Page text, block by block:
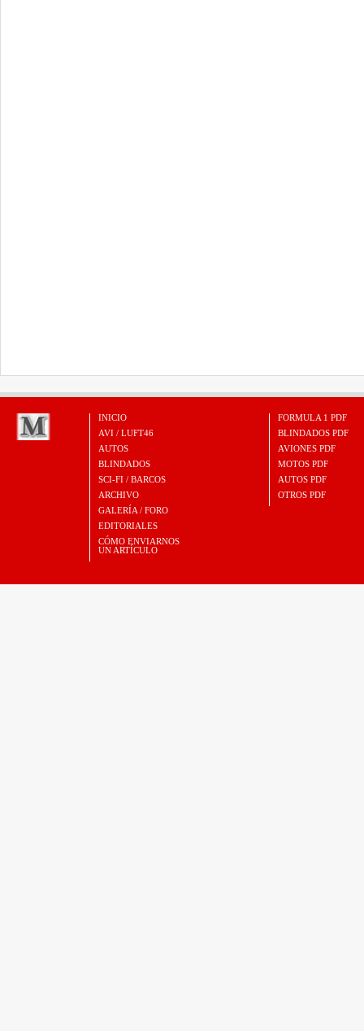
INICIO
AVI / LUFT46
AUTOS
BLINDADOS
SCI-FI / BARCOS
ARCHIVO
GALERÍA / FORO
EDITORIALES
CÓMO ENVIARNOS
UN ARTÍCULO
FORMULA 1 PDF
BLINDADOS PDF
AVIONES PDF
MOTOS PDF
AUTOS PDF
OTROS PDF